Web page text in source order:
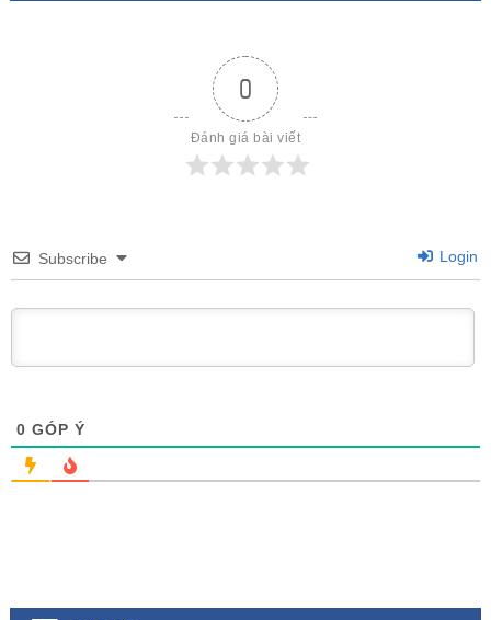
0
Đánh giá bài viết
Subscribe Login
0 GÓP Ý